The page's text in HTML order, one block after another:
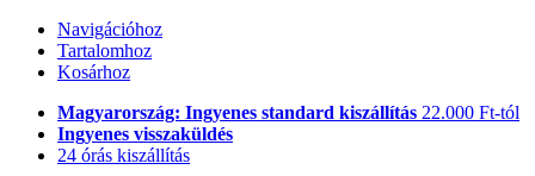
Navigációhoz
Tartalomhoz
Kosárhoz
Magyarország: Ingyenes standard kiszállítás 22.000 Ft-tól
Ingyenes visszaküldés
24 órás kiszállítás